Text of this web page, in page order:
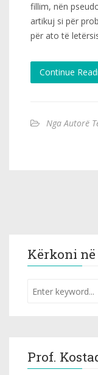
fillim, nën
artikuj si për
për ato të
Continue
Nga Autorë
Kërkoni në
Prof.